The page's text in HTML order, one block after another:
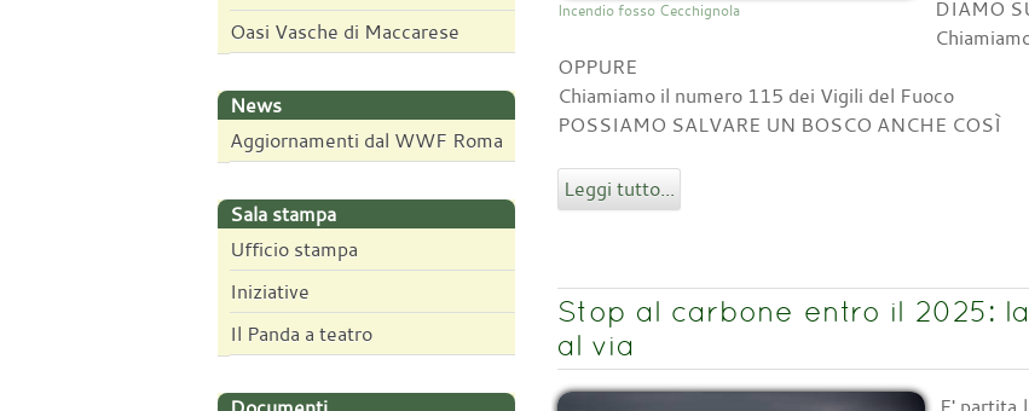
Oasi Vasche di Maccarese
News
Aggiornamenti dal WWF Roma
Sala stampa
Ufficio stampa
Iniziative
Il Panda a teatro
Incendio fosso Cecchignola
DIAMO
OPPURE
Chiamiamo il numero 115 dei Vigili del Fuoco
POSSIAMO SALVARE UN BOSCO ANCHE COSÌ
Leggi tutto...
Stop al carbone entro il 2025:
al via